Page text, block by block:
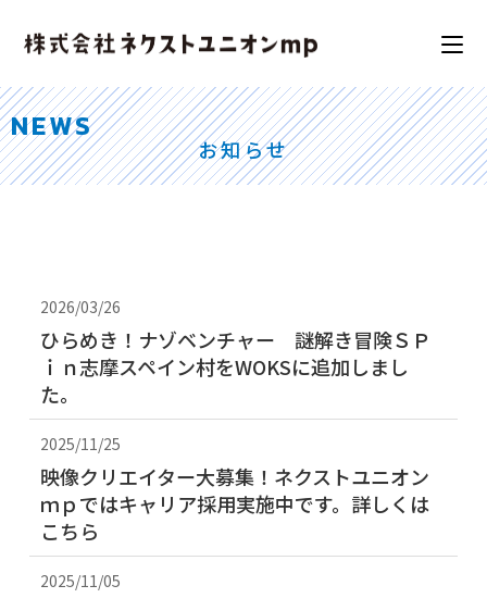
NEWS
お知らせ
2026/03/26
ひらめき！ナゾベンチャー 謎解き冒険ＳＰ
ｉｎ志摩スペイン村をWOKSに追加しまし
た。
2025/11/25
映像クリエイター大募集！ネクストユニオン
ｍｐではキャリア採用実施中です。詳しくは
こちら
2025/11/05